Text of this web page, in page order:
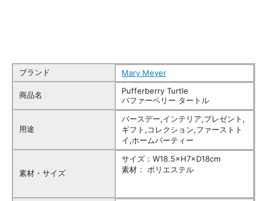
ブランド Mary Meyer
商品名
Pufferberry Turtle
パファーベリー タートル
用途
バースデー,インテリア,プレゼント,
ギフト,コレクション,ファーストト
イ,ホームパーティー
素材・サイズ
サイズ：W18.5×H7×D18cm
素材： ポリエステル